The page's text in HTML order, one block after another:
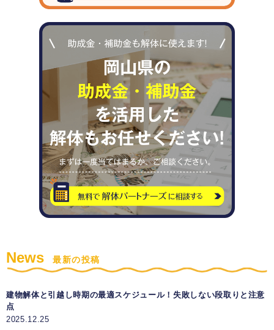
News 最新の投稿
建物解体と引越し時期の最適スケジュール！失敗しない段取りと注意
点
2025.12.25